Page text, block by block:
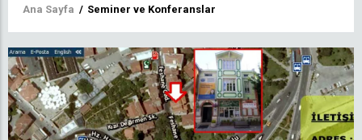
Sayfa
yolu
Ana Sayfa / Seminer ve Konferanslar